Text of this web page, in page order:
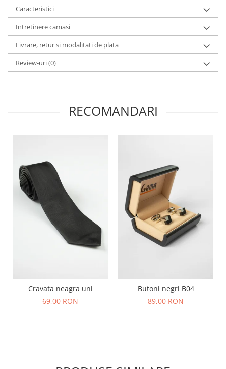
Caracteristici
Intretinere camasi
Livrare, retur si modalitati de plata
Review-uri(0)
RECOMANDARI
Cravata neagra uni
69,00 RON
Butoni negri B04
89,00 RON